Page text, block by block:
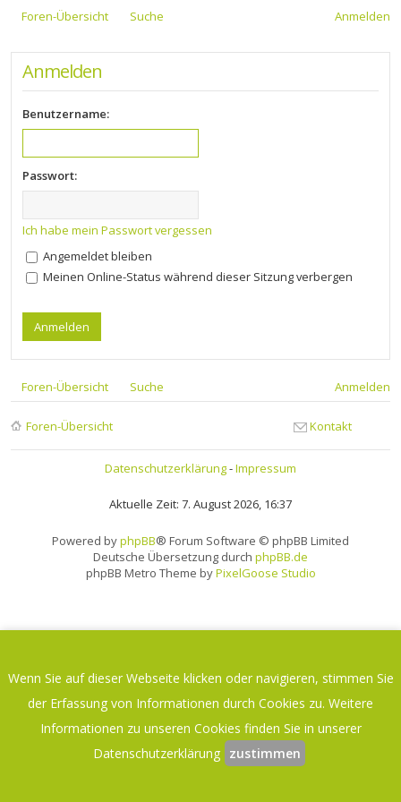
Foren-Übersicht Suche Anmelden
Anmelden
Benutzername:
Passwort:
Ich habe mein Passwort vergessen
Angemeldet bleiben
Meinen Online-Status während dieser Sitzung verbergen
Foren-Übersicht Suche Anmelden
Foren-Übersicht Kontakt
Datenschutzerklärung-Impressum
Aktuelle Zeit: 7. August 2026, 16:37
Powered byphpBB® Forum Software © phpBB Limited
Deutsche Übersetzung durch phpBB.de
phpBB Metro Theme byPixelGoose Studio
Wenn Sie auf dieser Webseite klicken oder navigieren, stimmen Sie
der Erfassung von Informationen durch Cookies zu. Weitere
Informationen zu unseren Cookies finden Sie in unserer
Datenschutzerklärung
zustimmen